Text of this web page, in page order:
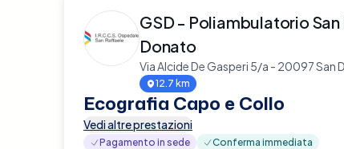
GSD - Poliambulatorio
Donato
Via Alcide De Gasperi 5/a - 20097 San
12.7 km
Ecografia Capo e Collo
Vedi altre prestazioni
Pagamento in sede Conferma immediata